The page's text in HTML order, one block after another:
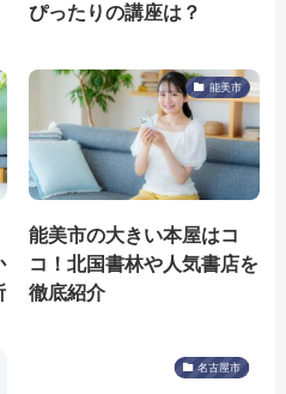
ぴったりの講座は？
能美市
能美市の大きい本屋はコ
コ！北国書林や人気書店を
徹底紹介
名古屋市